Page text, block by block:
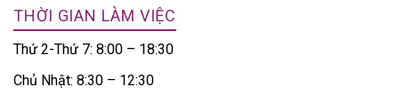
THỜI GIAN LÀM VIỆC
Thứ 2-Thứ 7: 8:00 – 18:30
Chủ Nhật: 8:30 – 12:30